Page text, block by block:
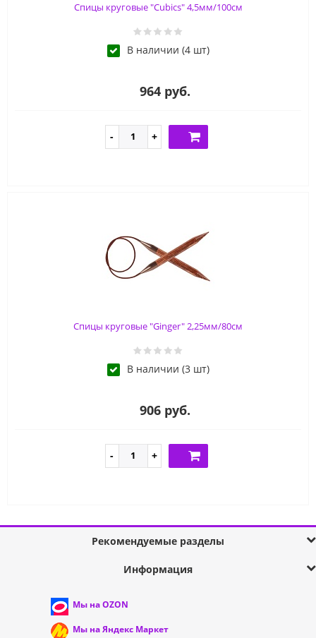
Спицы круговые "Cubics" 4,5мм/100см
В наличии (4 шт)
964 руб.
Спицы круговые "Ginger" 2,25мм/80см
В наличии (3 шт)
906 руб.
Рекомендуемые разделы
Информация
Мы на OZON
Мы на Яндекс Маркет